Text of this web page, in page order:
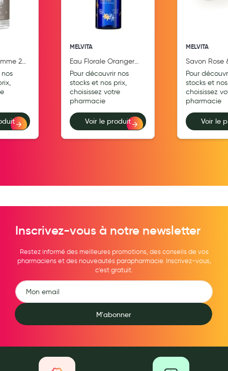
Confiserie
Oligothérapie
Compléments alimentaires
Médicaments et Santé
Premiers soins
Pansements
Solaire et moustique
Piqûres insectes
Soins jambes lourdes
Contention veineuse
Accessoires pieds et semelles
24h
MELVITA
Eau Florale Oranger
200ml Brumi BIO
Pour découvrir nos
stocks et nos prix,
choisissez votre
pharmacie
Voir le produit
MELVITA
Savon Rose
D'Accacia
BIO
Pour
stocks et
choisissez
pharmacie
Voir le
Inscrivez-vous à notre newsletter
Restez informé des meilleures promotions, des conseils de vos
pharmaciens et des nouveautés parapharmacie. Inscrivez-vous,
c'est gratuit.
M'abonner